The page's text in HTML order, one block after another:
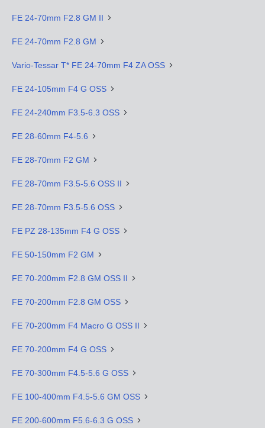
FE 24-70mm F2.8 GM II
FE 24-70mm F2.8 GM
Vario-Tessar T* FE 24-70mm F4 ZA OSS
FE 24-105mm F4 G OSS
FE 24-240mm F3.5-6.3 OSS
FE 28-60mm F4-5.6
FE 28-70mm F2 GM
FE 28-70mm F3.5-5.6 OSS II
FE 28-70mm F3.5-5.6 OSS
FE PZ 28-135mm F4 G OSS
FE 50-150mm F2 GM
FE 70-200mm F2.8 GM OSS II
FE 70-200mm F2.8 GM OSS
FE 70-200mm F4 Macro G OSS II
FE 70-200mm F4 G OSS
FE 70-300mm F4.5-5.6 G OSS
FE 100-400mm F4.5-5.6 GM OSS
FE 200-600mm F5.6-6.3 G OSS